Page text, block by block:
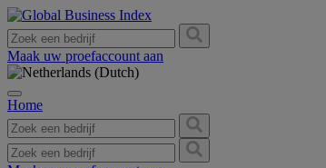
Maak uw proefaccount aan
Home